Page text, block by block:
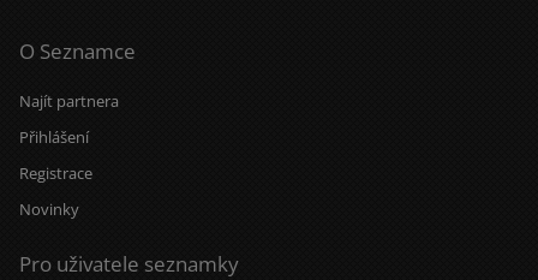
O Seznamce
Najít partnera
Přihlášení
Registrace
Novinky
Pro uživatele seznamky